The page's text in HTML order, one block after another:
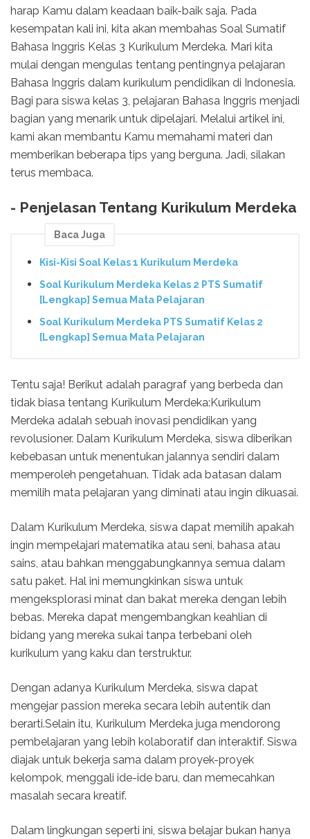
harap Kamu dalam keadaan baik-baik saja. Pada
kesempatan kali ini, kita akan membahas Soal Sumatif
Bahasa Inggris Kelas 3 Kurikulum Merdeka. Mari kita
mulai dengan mengulas tentang pentingnya pelajaran
Bahasa Inggris dalam kurikulum pendidikan di Indonesia.
Bagi para siswa kelas 3, pelajaran Bahasa Inggris menjadi
bagian yang menarik untuk dipelajari. Melalui artikel ini,
kami akan membantu Kamu memahami materi dan
memberikan beberapa tips yang berguna. Jadi, silakan
terus membaca.
- Penjelasan Tentang Kurikulum Merdeka
Baca Juga
Kisi-Kisi Soal Kelas 1 Kurikulum Merdeka
Soal Kurikulum Merdeka Kelas 2 PTS Sumatif
[Lengkap] Semua Mata Pelajaran
Soal Kurikulum Merdeka PTS Sumatif Kelas 2
[Lengkap] Semua Mata Pelajaran
Tentu saja! Berikut adalah paragraf yang berbeda dan
tidak biasa tentang Kurikulum Merdeka:Kurikulum
Merdeka adalah sebuah inovasi pendidikan yang
revolusioner. Dalam Kurikulum Merdeka, siswa diberikan
kebebasan untuk menentukan jalannya sendiri dalam
memperoleh pengetahuan. Tidak ada batasan dalam
memilih mata pelajaran yang diminati atau ingin dikuasai.
Dalam Kurikulum Merdeka, siswa dapat memilih apakah
ingin mempelajari matematika atau seni, bahasa atau
sains, atau bahkan menggabungkannya semua dalam
satu paket. Hal ini memungkinkan siswa untuk
mengeksplorasi minat dan bakat mereka dengan lebih
bebas. Mereka dapat mengembangkan keahlian di
bidang yang mereka sukai tanpa terbebani oleh
kurikulum yang kaku dan terstruktur.
Dengan adanya Kurikulum Merdeka, siswa dapat
mengejar passion mereka secara lebih autentik dan
berarti.Selain itu, Kurikulum Merdeka juga mendorong
pembelajaran yang lebih kolaboratif dan interaktif. Siswa
diajak untuk bekerja sama dalam proyek-proyek
kelompok, menggali ide-ide baru, dan memecahkan
masalah secara kreatif.
Dalam lingkungan seperti ini, siswa belajar bukan hanya